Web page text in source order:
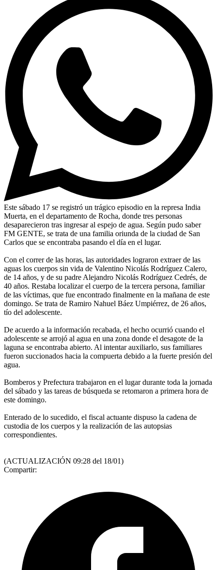
Este sábado 17 se registró un trágico episodio en la represa India
Muerta, en el departamento de Rocha, donde tres personas
desaparecieron tras ingresar al espejo de agua. Según pudo saber
FM GENTE, se trata de una familia oriunda de la ciudad de San
Carlos que se encontraba pasando el día en el lugar.
Con el correr de las horas, las autoridades lograron extraer de las
aguas los cuerpos sin vida de Valentino Nicolás Rodríguez Calero,
de 14 años, y de su padre Alejandro Nicolás Rodríguez Cedrés, de
40 años. Restaba localizar el cuerpo de la tercera persona, familiar
de las víctimas, que fue encontrado finalmente en la mañana de este
domingo. Se trata de Ramiro Nahuel Báez Umpiérrez, de 26 años,
tío del adolescente.
De acuerdo a la información recabada, el hecho ocurrió cuando el
adolescente se arrojó al agua en una zona donde el desagote de la
laguna se encontraba abierto. Al intentar auxiliarlo, sus familiares
fueron succionados hacia la compuerta debido a la fuerte presión del
agua.
Bomberos y Prefectura trabajaron en el lugar durante toda la jornada
del sábado y las tareas de búsqueda se retomaron a primera hora de
este domingo.
Enterado de lo sucedido, el fiscal actuante dispuso la cadena de
custodia de los cuerpos y la realización de las autopsias
correspondientes.
(ACTUALIZACIÓN 09:28 del 18/01)
Compartir: